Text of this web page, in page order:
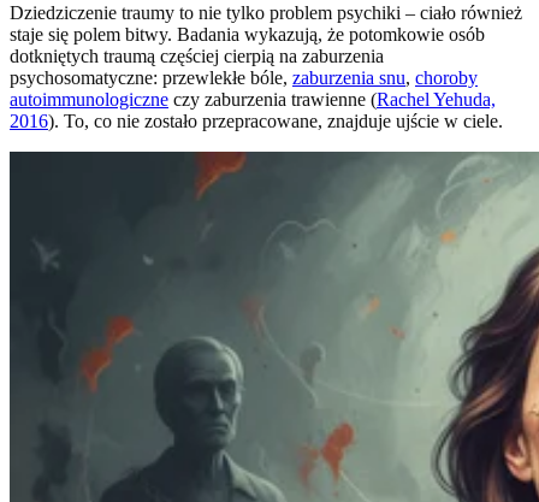
Dziedziczenie traumy to nie tylko problem psychiki – ciało również
staje się polem bitwy. Badania wykazują, że potomkowie osób
dotkniętych traumą częściej cierpią na zaburzenia
psychosomatyczne: przewlekłe bóle, zaburzenia snu, choroby
autoimmunologiczne czy zaburzenia trawienne (Rachel Yehuda,
2016). To, co nie zostało przepracowane, znajduje ujście w ciele.